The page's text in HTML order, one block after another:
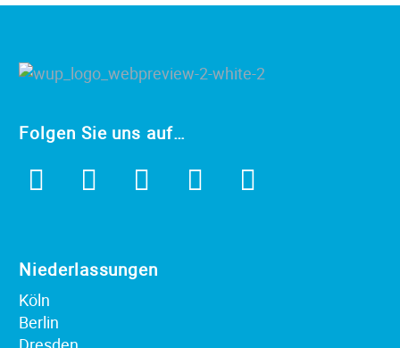
Folgen Sie uns auf…
Niederlassungen
Köln
Berlin